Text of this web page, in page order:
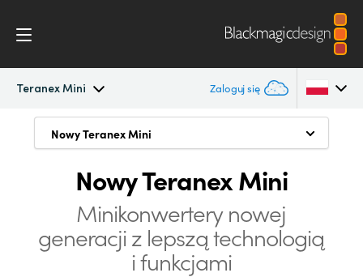
Teranex Mini Zaloguj się
Teranex Mini
Przepływ pracy
Argentina
Austria
Brazil
Nowy Teranex Mini
Nowy Teranex Mini
Opracowanie minikonwertera na nowo
Możliwość montażu rackowego
Zaawansowane 12G-SDI
Nowy Teranex Mini
Minikonwertery nowej
generacjiz lepszą technologią
i funkcjami